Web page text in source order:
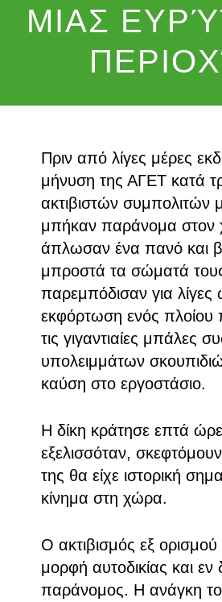
ΜΙΑΣ
Πριν από λίγες μέρες
μήνυση της ΑΓΕΤ κατά
ακτιβιστών συμπολιτών
μπήκαν παράνομα στον
άπλωσαν ένα πανό και
μπροστά τα σώματά
παρεμπόδισαν για λίγες
εκφόρτωση ενός πλοίου
τις γιγαντιαίες μπάλες
υπολειμμάτων
καύση στο εργοστάσιο.
Η δίκη κράτησε επτά
εξελισσόταν,
της θα είχε ιστορική
κίνημα στη χώρα.
Ο ακτιβισμός εξ ορισμού
μορφή αυτοδικίας και εν
παράνομος. Η ανάγκη